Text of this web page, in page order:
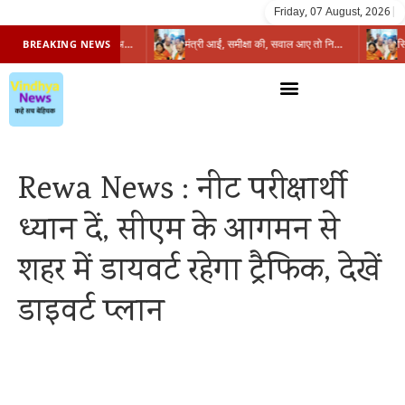
Friday, 07 August, 2026
BREAKING NEWS प्रभारी मंत्री के निशाने पर नगर निगम,अफसरों को 10 दिन का अल्टीमेटम,नहीं होगी कार्रवाई, महापौर-आयुक्त के बीच सौहार्दहीनता पर मंत्री ने उठाए सवाल मंत्री आईं, समीक्षा की, सवाल आए तो निकल गईं – खाली जयंत चौंकीं पर नहीं दिया जवाब
Rewa News : नीट परीक्षार्थी
ध्यान दें, सीएम के आगमन से
शहर में डायवर्ट रहेगा ट्रैफिक, देखें
डाइवर्ट प्लान